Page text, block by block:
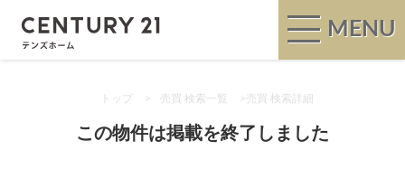
MENU
トップ > 売買 検索一覧 > 売買 検索詳細
この物件は掲載を終了しました